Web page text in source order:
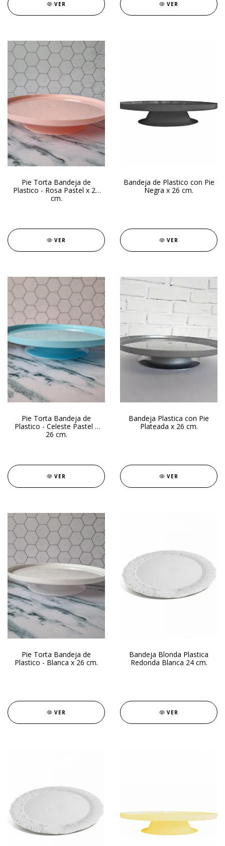
VER VER
Pie Torta Bandeja de
Plastico - Rosa Pastel x 26
cm.
VER
Bandeja de Plastico con Pie
Negra x 26 cm.
VER
Pie Torta Bandeja de
Plastico - Celeste Pastel x
26 cm.
VER
Bandeja Plastica con Pie
Plateada x 26 cm.
VER
Pie Torta Bandeja de
Plastico - Blanca x 26 cm.
VER
Bandeja Blonda Plastica
Redonda Blanca 24 cm.
VER